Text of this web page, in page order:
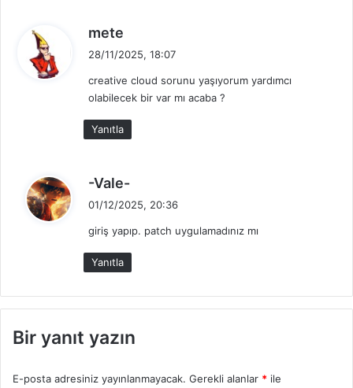
mete
i
k
i
:
28/11/2025, 18:07
creative cloud sorunu yaşıyorum yardımcı
olabilecek bir var mı acaba ?
Yanıtla
-Vale-
i
k
i
01/12/2025, 20:36
giriş yapıp. patch uygulamadınız mı
Yanıtla
Bir yanıt yazın
E-posta adresiniz yayınlanmayacak. Gerekli alanlar * ile